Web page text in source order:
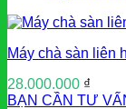
Máy chà sàn liên
28.000.000 ₫
BẠN CẦN TƯ